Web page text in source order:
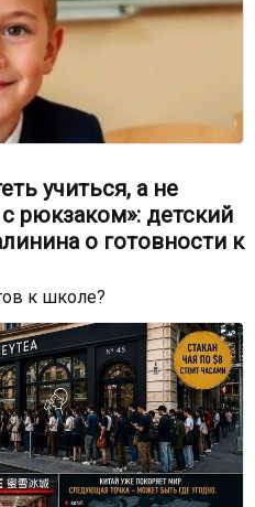
учиться, а не
рюкзаком»: детский
о готовности к
к школе?